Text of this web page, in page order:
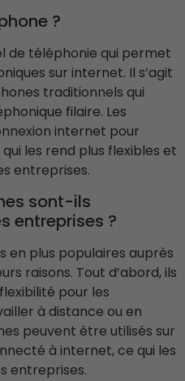
?
de téléphonie qui permet
sur internet. Il s’agit
traditionnels qui
filaire. Les
internet pour
les rend plus flexibles et
entreprises.
sont-ils
entreprises ?
en plus populaires auprès
raisons. Tout d’abord, ils
pour les
à distance ou en
peuvent être utilisés sur
à internet, ce qui les
entreprises.